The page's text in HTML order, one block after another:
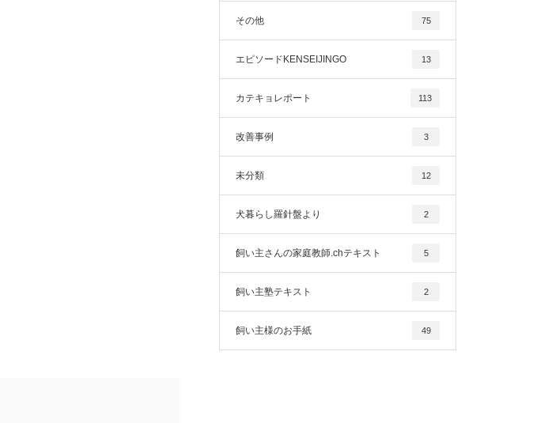
その他 75
エピソードKENSEIJINGO 13
カテキョレポート 113
改善事例 3
未分類 12
犬暮らし羅針盤より 2
飼い主さんの家庭教師.chテキスト 5
飼い主塾テキスト 2
飼い主様のお手紙 49